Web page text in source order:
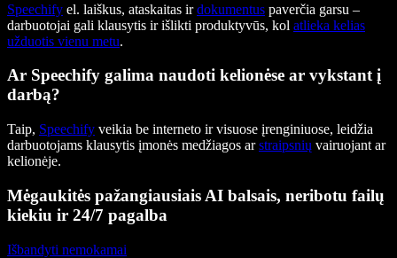
Speechify el. laiškus, ataskaitas irdokumentus paverčia garsu –
darbuotojai gali klausytis ir išlikti produktyvūs, kol atlieka kelias
užduotis vienu metu.
Ar Speechify galima naudoti kelionėse ar vykstant į
darbą?
Taip, Speechify veikia be interneto ir visuose įrenginiuose, leidžia
darbuotojams klausytis įmonės medžiagos arstraipsnių vairuojant ar
kelionėje.
Mėgaukitės pažangiausiais AI balsais, neribotu failų
kiekiu ir 24/7 pagalba
Išbandyti nemokamai